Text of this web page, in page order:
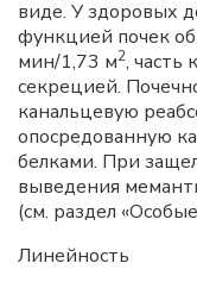
виде. У здоровых
функцией почек
мин/1,73 м2, часть
секрецией.
канальцевую
опосредованную
белками. При
выведения
(см. раздел
Линейность